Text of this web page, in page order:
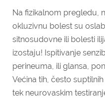
Na fizikalnom pregledu,
okluzivnu bolest su
sitnosudovne ili bolesti
izostaju! Ispitivanje
perineuma, ili glansa,
Većina tih, često
tek neurovaskim